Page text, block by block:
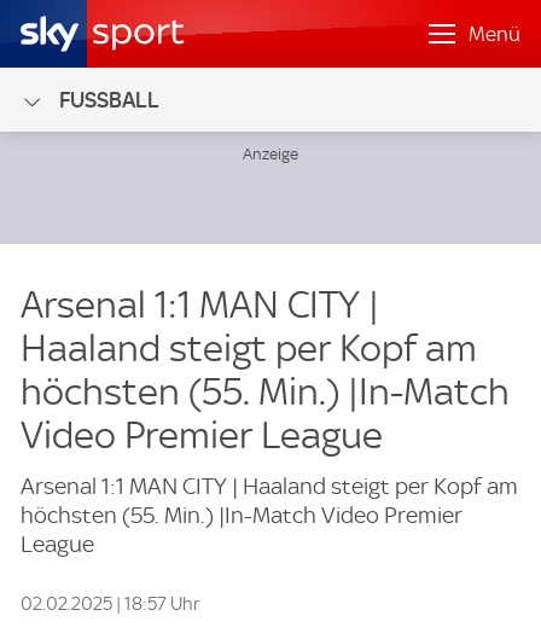
Menü
FUSSBALL
Arsenal 1:1 MAN CITY |
Haaland steigt per Kopf am
höchsten (55. Min.) |In-Match
Video Premier League
Arsenal 1:1 MAN CITY | Haaland steigt per Kopf am
höchsten (55. Min.) |In-Match Video Premier
League
02.02.2025 | 18:57 Uhr